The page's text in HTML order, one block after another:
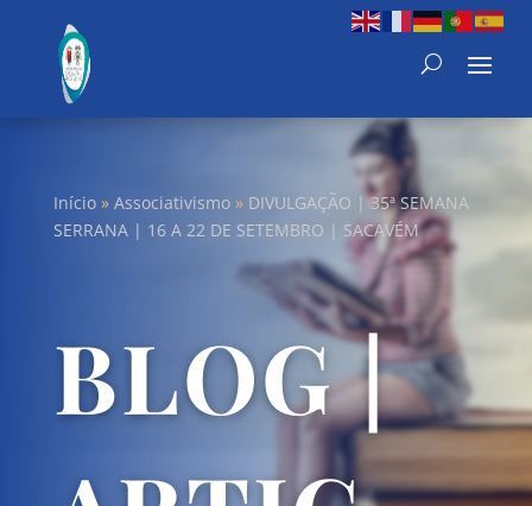
Início» Associativismo» DIVULGAÇÃO | 35ª SEMANA
SERRANA | 16 A 22 DE SETEMBRO | SACAVÉM
BLOG |